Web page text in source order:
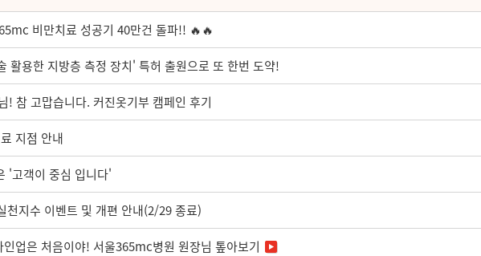
비만치료 성공기 40만건 돌파!! 🔥🔥
활용한 지방층 측정 장치' 특허 출원으로 또 한번 도약!
! 참 고맙습니다. 커진옷기부 캠페인 후기
지점 안내
'고객이 중심 입니다'
천지수 이벤트 및 개편 안내(2/29 종료)
업은 처음이야! 서울365mc병원 원장님 톺아보기